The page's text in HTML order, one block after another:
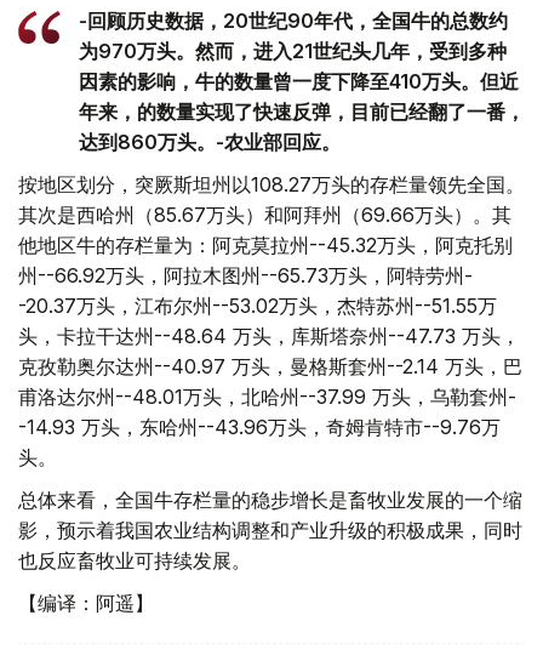
-回顾历史数据，20世纪90年代，全国牛的总数约
为970万头。然而，进入21世纪头几年，受到多种
因素的影响，牛的数量曾一度下降至410万头。但近
年来，的数量实现了快速反弹，目前已经翻了一番，
达到860万头。-农业部回应。
按地区划分，突厥斯坦州以108.27万头的存栏量领先全国。
其次是西哈州（85.67万头）和阿拜州（69.66万头）。其
他地区牛的存栏量为：阿克莫拉州--45.32万头，阿克托别
州--66.92万头，阿拉木图州--65.73万头，阿特劳州-
-20.37万头，江布尔州--53.02万头，杰特苏州--51.55万
头，卡拉干达州--48.64 万头，库斯塔奈州--47.73 万头，
克孜勒奥尔达州--40.97 万头，曼格斯套州--2.14 万头，巴
甫洛达尔州--48.01万头，北哈州--37.99 万头，乌勒套州-
-14.93 万头，东哈州--43.96万头，奇姆肯特市--9.76万
头。
总体来看，全国牛存栏量的稳步增长是畜牧业发展的一个缩
影，预示着我国农业结构调整和产业升级的积极成果，同时
也反应畜牧业可持续发展。
【编译：阿遥】